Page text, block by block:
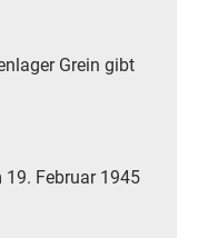
Grein gibt
19. Februar 1945